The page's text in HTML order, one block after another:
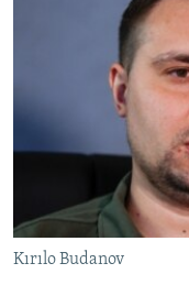
QOŞULIÑIZ!
Kırılo Budanov